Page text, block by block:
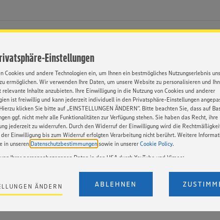
Einstellungen
Cookies und andere Technologien ein, um Ihnen ein bestmögliches Nutzungserlebnis
ermöglichen. Wir verwenden Ihre Daten, um unsere Website zu personalisieren und
relevante Inhalte anzubieten. Ihre Einwilligung in die Nutzung von Cookies und anderer
ist freiwillig und kann jederzeit individuell in den Privatsphäre-Einstellungen
klicken Sie bitte auf „EINSTELLUNGEN ÄNDERN”. Bitte beachten Sie, dass auf
ggf. nicht mehr alle Funktionalitäten zur Verfügung stehen. Sie haben das Recht, ihre
jederzeit zu widerrufen. Durch den Widerruf der Einwilligung wird die
Einwilligung bis zum Widerruf erfolgten Verarbeitung nicht berührt. Weitere
in unseren Datenschutzbestimmungen sowie in unserer Cookie Policy.
Ihrer personenbezogenen Daten in den USA durch YouTube und Vimeo:
auf unserer Webseite Videos von YouTube und Vimeo ein. Wenn Sie auf „Zustimmen”
Einstellungen bezüglich YouTube und Vimeo zu ändern, willigen Sie im Sinne des Art. 49
a) DSGVO ein, dass Ihre Daten (IP-Adresse, Zeitstempel, ggf. Nutzerverhalten auf unserer
an die Anbieter der Dienste YouTube und Vimeo in den USA übermittelt und dort
ÄNDERN ABLEHNEN
weiterhin nach Rücksprache möglich, kontaktieren
weiterhin nach Rücksprache möglich, kontaktieren